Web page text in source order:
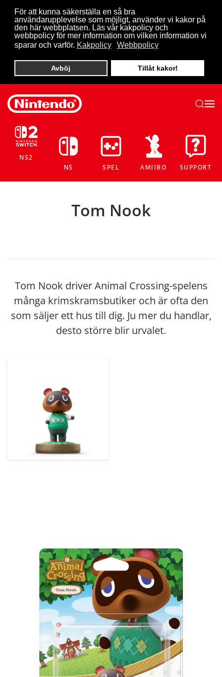
För att kunna säkerställa en så bra
användarupplevelse som möjligt, använder vi kakor på
den här webbplatsen. Läs vår kakpolicy och
webbpolicy för mer information om vilken information vi
sparar och varför. Kakpolicy Webbpolicy
Avböj Tillåt kakor!
Skip to main content
NS2
NS
SPEL AMIIBO SUPPORT
Tom Nook
Tom Nook driver Animal Crossing-spelens
många krimskramsbutiker och är ofta den
som säljer ett hus till dig. Ju mer du handlar,
desto större blir urvalet.